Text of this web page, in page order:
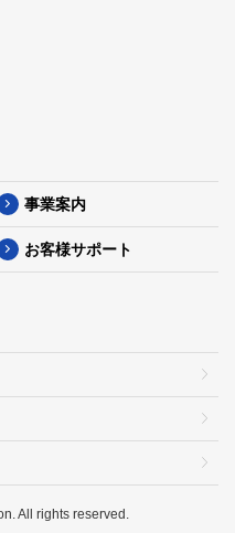
事業案内
お客様サポート
All rights reserved.